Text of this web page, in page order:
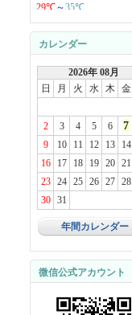
カレンダー
2026年 08月
日
月 火 水 木 金
2
3 4 5 6 7
9
10 11 12 13 14
16
17 18 19 20 21
23
24 25 26 27 28
30
31
年間カレンダー
微信公式アカウント